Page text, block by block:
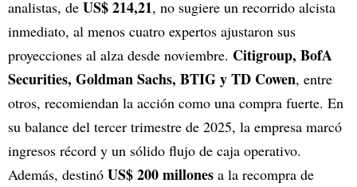
analistas, de US$ 214,21, no sugiere un recorrido alcista
inmediato, al menos cuatro expertos ajustaron sus
proyecciones al alza desde noviembre. Citigroup, BofA
Securities, Goldman Sachs, BTIG y TD Cowen, entre
otros, recomiendan la acción como una compra fuerte. En
su balance del tercer trimestre de 2025, la empresa marcó
ingresos récord y un sólido flujo de caja operativo.
Además, destinó US$ 200 millones a la recompra de